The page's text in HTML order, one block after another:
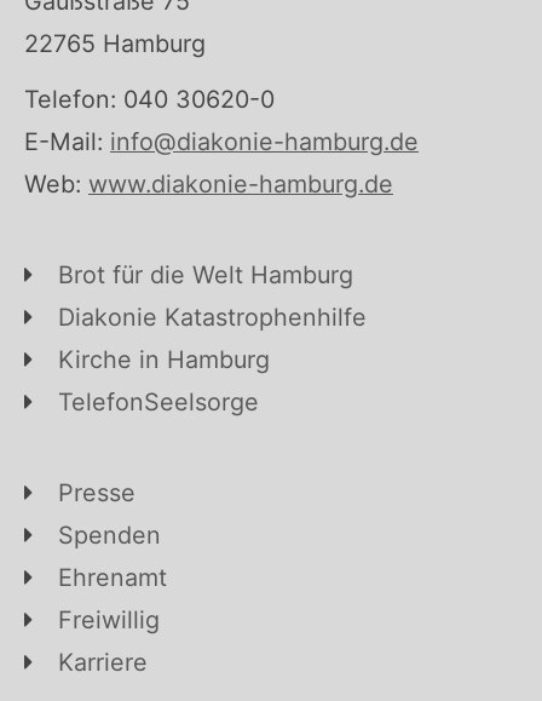
22765 Hamburg
Telefon: 040 30620-0
E-Mail: info@diakonie-hamburg.de
Web: www.diakonie-hamburg.de
Brot für die Welt Hamburg
Diakonie Katastrophenhilfe
Kirche in Hamburg
TelefonSeelsorge
Presse
Spenden
Ehrenamt
Freiwillig
Karriere